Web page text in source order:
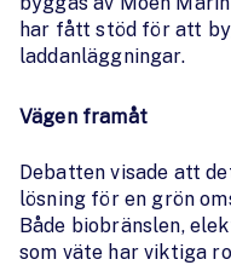
har fått stöd för att
laddanläggningar.
Vägen framåt
Debatten visade att
lösning för en grön
Både biobränslen,
som väte har viktiga